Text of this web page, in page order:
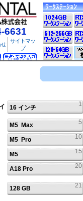
6631
せ
サイトマッ
プ
ﾜｰｸｽﾃｰｼｮﾝ
1
16 インチ
5
M5 Max
10
M5 Pro
15
M5
20
A18 Pro
21
128 GB
果
製品名 型番
当社出荷時